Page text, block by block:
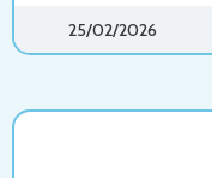
25/02/2026